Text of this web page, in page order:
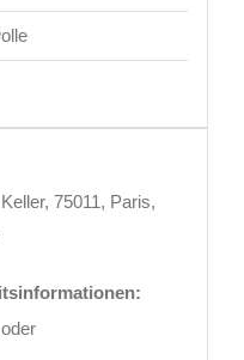
75011, Paris,